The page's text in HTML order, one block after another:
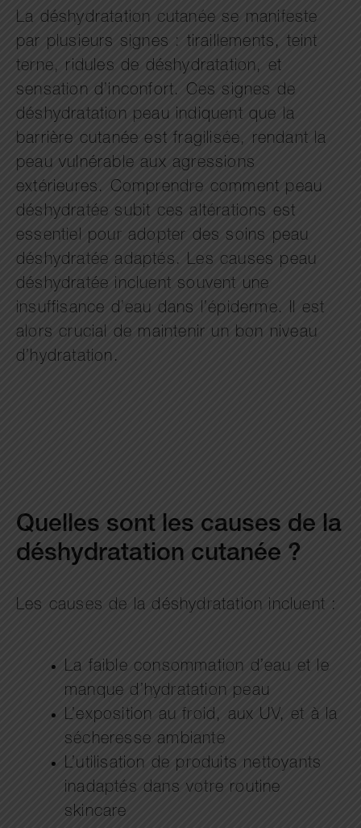
La déshydratation cutanée se manifeste
par plusieurs signes : tiraillements, teint
terne, ridules de déshydratation, et
sensation d’inconfort. Ces signes de
déshydratation peau indiquent que la
barrière cutanée est fragilisée, rendant la
peau vulnérable aux agressions
extérieures. Comprendre comment peau
déshydratée subit ces altérations est
essentiel pour adopter des soins peau
déshydratée adaptés. Les causes peau
déshydratée incluent souvent une
insuffisance d’eau dans l’épiderme. Il est
alors crucial de maintenir un bon niveau
d’hydratation.
Quelles sont les causes de la
déshydratation cutanée ?
Les causes de la déshydratation incluent :
La faible consommation d’eau et le
manque d’hydratation peau
L’exposition au froid, aux UV, et à la
sécheresse ambiante
L’utilisation de produits nettoyants
inadaptés dans votre routine
skincare